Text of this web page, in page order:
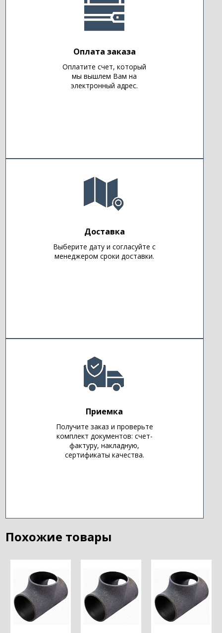
Оплата заказа
Оплатите счет, который
мы вышлем Вам на
электронный адрес.
Доставка
Выберите дату и согласуйте с
менеджером сроки доставки.
Приемка
Получите заказ и проверьте
комплект документов: счет-
фактуру, накладную,
сертификаты качества.
Похожие товары